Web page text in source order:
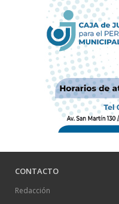
CONTACTO
Redacción